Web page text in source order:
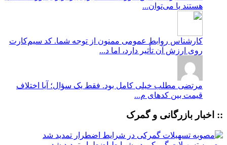
هستند یا می‌توان...
کارشناس روابط عمومی ممنون از توجه شما. کد سیم‌کارت
روی ارزش آن تأثیر دارد، اما د...
مرتضی مطلب خیلی کامل بود. فقط یک سؤال؛ آیا اختلاف
قیمت بین کدهای م...
:: اخبار بازرگانی و گمرک